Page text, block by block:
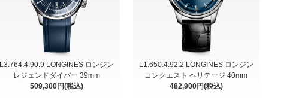
L3.764.4.90.9 LONGINES ロンジン
レジェンドダイバー 39mm
509,300円(税込)
L1.650.4.92.2 LONGINES ロンジン
コンクエスト ヘリテージ 40mm
482,900円(税込)